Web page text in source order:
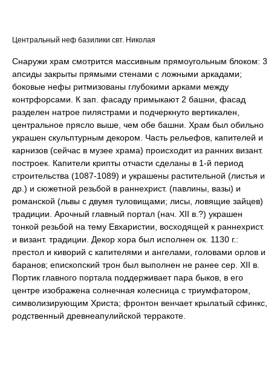
Центральный неф базилики свт. Николая
Снаружи храм смотрится массивным прямоугольным блоком: 3
апсиды закрыты прямыми стенами с ложными аркадами;
боковые нефы ритмизованы глубокими арками между
контрфорсами. К зап. фасаду примыкают 2 башни, фасад
разделен натрое пилястрами и подчеркнуто вертикален,
центральное прясло выше, чем обе башни. Храм был обильно
украшен скульптурным декором. Часть рельефов, капителей и
карнизов (сейчас в музее храма) происходит из ранних визант.
построек. Капители крипты отчасти сделаны в 1-й период
строительства (1087-1089) и украшены растительной (листья и
др.) и сюжетной резьбой в раннехрист. (павлины, вазы) и
романской (львы с двумя туловищами; лисы, ловящие зайцев)
традиции. Арочный главный портал (нач. XII в.?) украшен
тонкой резьбой на тему Евхаристии, восходящей к раннехрист.
и визант. традиции. Декор хора был исполнен ок. 1130 г.:
престол и киворий с капителями и ангелами, головами орлов и
баранов; епископский трон был выполнен не ранее сер. XII в.
Портик главного портала поддерживает пара быков, в его
центре изображена солнечная колесница с триумфатором,
символизирующим Христа; фронтон венчает крылатый сфинкс,
родственный древнеапулийской терракоте.